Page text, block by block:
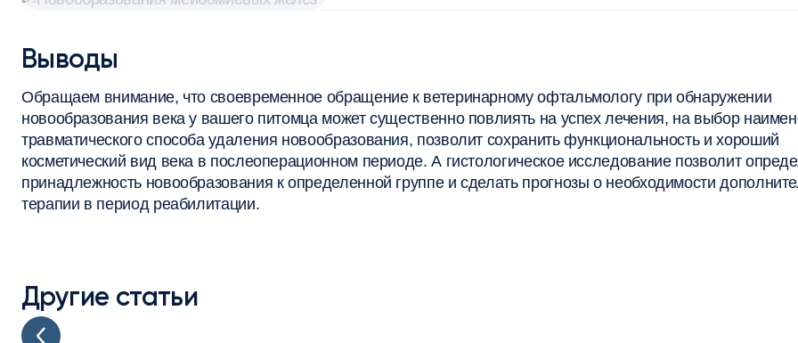
Выводы
Обращаем внимание, что своевременное обращение к ветеринарному офтальмологу при обнаружении
новообразования века у вашего питомца может существенно повлиять на успех лечения, на выбор
травматического способа удаления новообразования, позволит сохранить функциональность и хороший
косметический вид века в послеоперационном периоде. А гистологическое исследование позволит
принадлежность новообразования к определенной группе и сделать прогнозы о необходимости
терапии в период реабилитации.
Другие статьи